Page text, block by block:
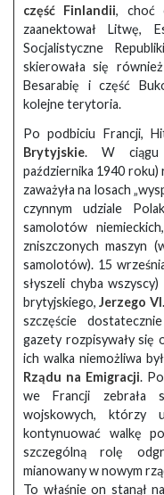
część Finlandii, choć
zaanektował
Socjalistyczne
skierowała się
Besarabię i część
kolejne terytoria.
Po podbiciu Francji,
Brytyjskie. W ciągu
października 1940
zaważyła na losach
czynnym udziale
samolotów
zniszczonych maszyn
samolotów). 15
słyszeli chyba
brytyjskiego,Jerzego VI
szczęście
gazety rozpisywały się
ich walka niemożliwa
Rządu na Emigracji.
we Francji zebrała
wojskowych, którzy
kontynuować walkę
szczególną rolę
mianowany w nowym
To właśnie on stanął